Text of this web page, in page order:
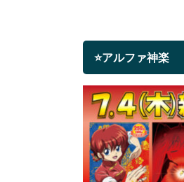
⭐アルファ神楽